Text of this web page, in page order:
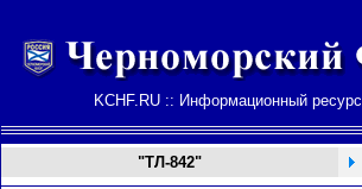
KCHF.RU :: Информационный ресурс
"ТЛ-842"